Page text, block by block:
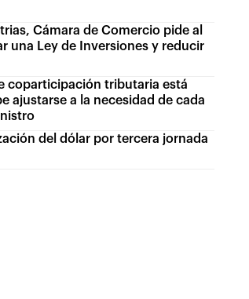
Cámara de Comercio pide al
una Ley de Inversiones y reducir
coparticipación tributaria está
ajustarse a la necesidad de cada
del dólar por tercera jornada